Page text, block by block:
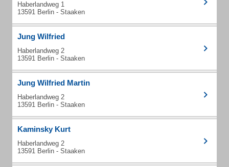
Haberlandweg 1
13591 Berlin - Staaken
Jung Wilfried
Haberlandweg 2
13591 Berlin - Staaken
Jung Wilfried Martin
Haberlandweg 2
13591 Berlin - Staaken
Kaminsky Kurt
Haberlandweg 2
13591 Berlin - Staaken